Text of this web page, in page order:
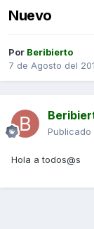
Nuevo
Por Beribierto
7 de Agosto del
Publicado
Hola a todos@s